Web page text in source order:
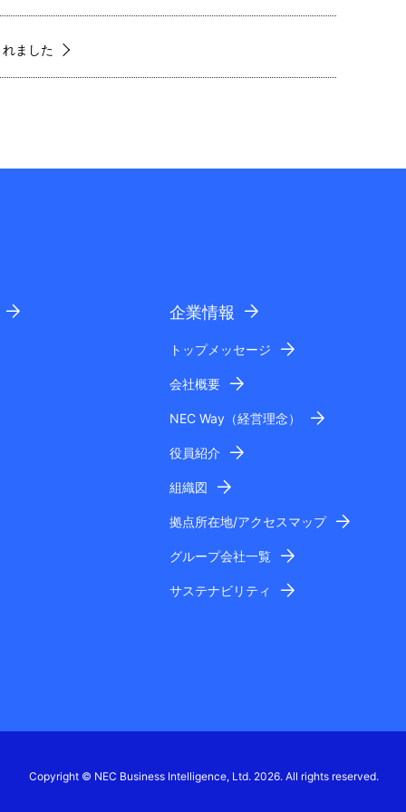
ました
企業情報
トップメッセージ
会社概要
NEC Way（経営理念）
役員紹介
組織図
拠点所在地/アクセスマップ
グループ会社一覧
サステナビリティ
Copyright © NEC Business Intelligence, Ltd. 2026. All rights reserved.